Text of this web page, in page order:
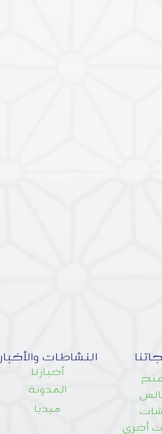
النشاطات والأخبار
أخبارنا
المدونة
ميديا
أخرى